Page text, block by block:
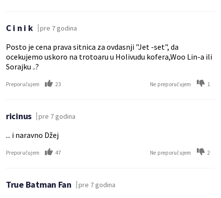
C i n i k pre 7 godina
Posto je cena prava sitnica za ovdasnji "Jet -set", da
ocekujemo uskoro na trotoaru u Holivudu kofera,Woo Lin-a ili
Sorajku ..?
Preporučujem 23 Ne preporučujem 1
ricinus pre 7 godina
... i naravno Džej
Preporučujem 47 Ne preporučujem 2
True Batman Fan pre 7 godina